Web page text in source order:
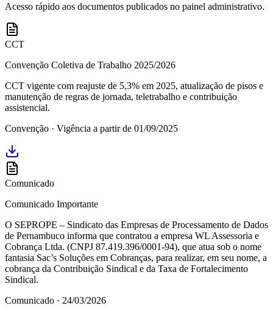
Acesso rápido aos documentos publicados no painel administrativo.
CCT
Convenção Coletiva de Trabalho 2025/2026
CCT vigente com reajuste de 5,3% em 2025, atualização de pisos e
manutenção de regras de jornada, teletrabalho e contribuição
assistencial.
Convenção · Vigência a partir de 01/09/2025
Comunicado
Comunicado Importante
O SEPROPE – Sindicato das Empresas de Processamento de Dados
de Pernambuco informa que contratou a empresa WL Assessoria e
Cobrança Ltda. (CNPJ 87.419.396/0001-94), que atua sob o nome
fantasia Sac’s Soluções em Cobranças, para realizar, em seu nome, a
cobrança da Contribuição Sindical e da Taxa de Fortalecimento
Sindical.
Comunicado · 24/03/2026